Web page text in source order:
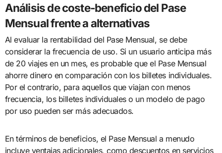
Análisis de coste-beneficio del Pase
Mensual frente a alternativas
Al evaluar la rentabilidad del Pase Mensual, se debe
considerar la frecuencia de uso. Si un usuario anticipa más
de 20 viajes en un mes, es probable que el Pase Mensual
ahorre dinero en comparación con los billetes individuales.
Por el contrario, para aquellos que viajan con menos
frecuencia, los billetes individuales o un modelo de pago
por uso pueden ser más adecuados.
En términos de beneficios, el Pase Mensual a menudo
incluye ventajas adicionales, como descuentos en servicios